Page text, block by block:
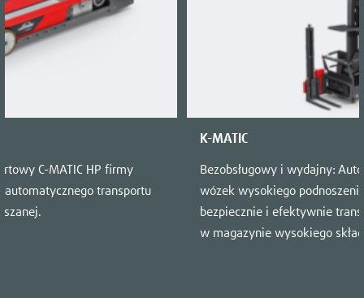
C-MATIC HP firmy
automatycznego transportu
K-MATIC
Bezobsługowy i wydajny:
wózek wysokiego
bezpiecznie i efektywnie
w magazynie wysokiego